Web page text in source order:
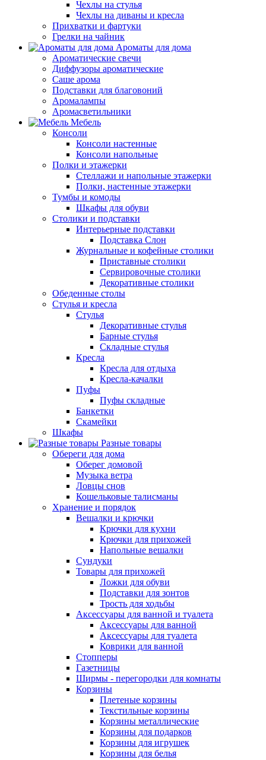
Чехлы на стулья
Чехлы на диваны и кресла
Прихватки и фартуки
Грелки на чайник
Ароматы для дома
Ароматические свечи
Диффузоры ароматические
Саше арома
Подставки для благовоний
Аромалампы
Аромасветильники
Мебель
Консоли
Консоли настенные
Консоли напольные
Полки и этажерки
Стеллажи и напольные этажерки
Полки, настенные этажерки
Тумбы и комоды
Шкафы для обуви
Столики и подставки
Интерьерные подставки
Подставка Слон
Журнальные и кофейные столики
Приставные столики
Сервировочные столики
Декоративные столики
Обеденные столы
Стулья и кресла
Стулья
Декоративные стулья
Барные стулья
Складные стулья
Кресла
Кресла для отдыха
Кресла-качалки
Пуфы
Пуфы складные
Банкетки
Скамейки
Шкафы
Разные товары
Обереги для дома
Оберег домовой
Музыка ветра
Ловцы снов
Кошельковые талисманы
Хранение и порядок
Вешалки и крючки
Крючки для кухни
Крючки для прихожей
Напольные вешалки
Сундуки
Товары для прихожей
Ложки для обуви
Подставки для зонтов
Трость для ходьбы
Аксессуары для ванной и туалета
Аксессуары для ванной
Аксессуары для туалета
Коврики для ванной
Стопперы
Газетницы
Ширмы - перегородки для комнаты
Корзины
Плетеные корзины
Текстильные корзины
Корзины металлические
Корзины для подарков
Корзины для игрушек
Корзины для белья